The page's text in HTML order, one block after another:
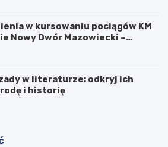
w kursowaniu pociągów KM
Nowy Dwór Mazowiecki –
w literaturze: odkryj ich
i historię